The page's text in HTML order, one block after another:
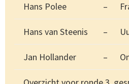
Hans Polee –
Hans van Steenis –
Jan Hollander –